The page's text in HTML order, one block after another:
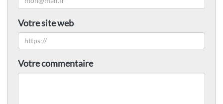
Votre site web
Votre commentaire